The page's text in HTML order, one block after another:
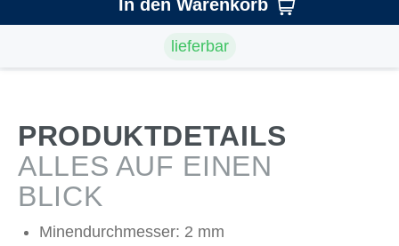
In den Warenkorb
lieferbar
PRODUKTDETAILS
ALLES AUF EINEN
BLICK
Minendurchmesser: 2 mm